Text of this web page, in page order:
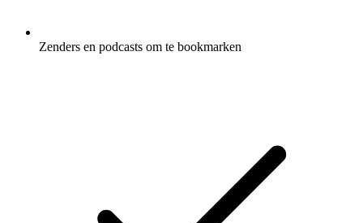
Zenders en podcasts om te bookmarken